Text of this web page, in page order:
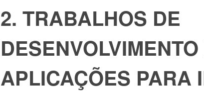
2. TRABALHOS DE
APLICAÇÕES PARA